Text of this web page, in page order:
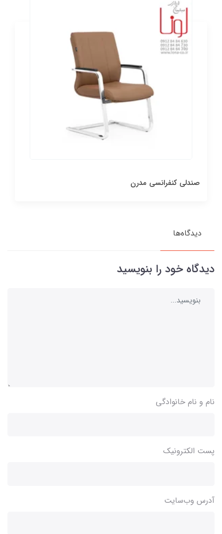
صندلی کنفرانسی مدرن
دیدگاه‌ها
دیدگاه خود را بنویسید
نام و نام خانوادگی
پست الکترونیک
آدرس وب‌سایت